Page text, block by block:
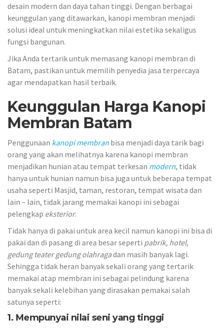
desain modern dan daya tahan tinggi. Dengan berbagai
keunggulan yang ditawarkan, kanopi membran menjadi
solusi ideal untuk meningkatkan nilai estetika sekaligus
fungsi bangunan.
Jika Anda tertarik untuk memasang kanopi membran di
Batam, pastikan untuk memilih penyedia jasa terpercaya
agar mendapatkan hasil terbaik.
Keunggulan Harga Kanopi
Membran Batam
Penggunaan kanopi membran bisa menjadi daya tarik bagi
orang yang akan melihatnya karena kanopi membran
menjadikan hunian atau tempat terkesan modern, tidak
hanya untuk hunian namun bisa juga untuk beberapa tempat
usaha seperti Masjid, taman, restoran, tempat wisata dan
lain – lain, tidak jarang memakai kanopi ini sebagai
pelengkap eksterior.
Tidak hanya di pakai untuk area kecil namun kanopi ini bisa di
pakai dan di pasang di area besar seperti pabrik, hotel,
gedung teater gedung olahragadan masih banyak lagi.
Sehingga tidak heran banyak sekali orang yang tertarik
memakai atap membran ini sebagai pelindung karena
banyak sekali kelebihan yang dirasakan pemakai salah
satunya seperti:
1. Mempunyai nilai seni yang tinggi